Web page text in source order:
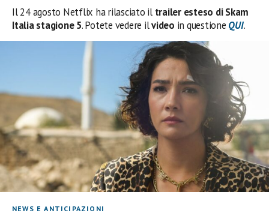
Il 24 agosto Netflix ha rilasciato il trailer esteso di Skam
Italia stagione 5. Potete vedere ilvideo in questione QUI.
NEWS E ANTICIPAZIONI